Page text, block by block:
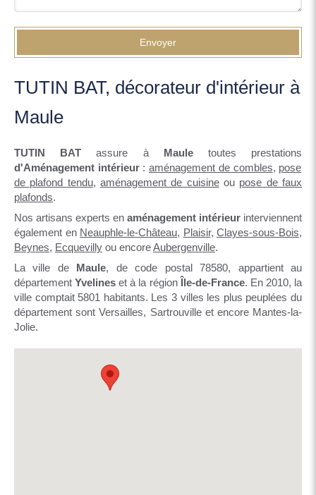
Envoyer
TUTIN BAT, décorateur d'intérieur à
Maule
TUTIN BAT assure à Mauletoutes prestations
d'Aménagement intérieur:aménagement de combles, pose
de plafond tendu,aménagement de cuisineou pose de faux
plafonds.
Nos artisans experts en aménagement intérieur interviennent
également en Neauphle-le-Château, Plaisir, Clayes-sous-Bois,
Beynes, Ecquevilly ou encoreAubergenville.
La ville de Maule, de code postal 78580, appartient au
départementYvelines et à la région Île-de-France. En 2010, la
ville comptait 5801 habitants. Les 3 villes les plus peuplées du
département sont Versailles, Sartrouville et encore Mantes-la-
Jolie.